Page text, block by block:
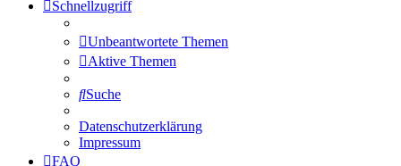
Schnellzugriff
Unbeantwortete Themen
Aktive Themen
Suche
Datenschutzerklärung
Impressum
FAQ